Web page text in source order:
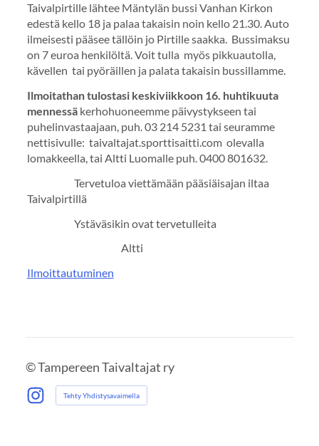
Taivalpirtille lähtee Mäntylän bussi Vanhan Kirkon
edestä kello 18 ja palaa takaisin noin kello 21.30. Auto
ilmeisesti pääsee tällöin jo Pirtille saakka. Bussimaksu
on 7 euroa henkilöltä. Voit tulla myös pikkuautolla,
kävellen tai pyöräillen ja palata takaisin bussillamme.
Ilmoitathan tulostasi keskiviikkoon 16. huhtikuuta
mennessä kerhohuoneemme päivystykseen tai
puhelinvastaajaan, puh. 03 214 5231 tai seuramme
nettisivulle: taivaltajat.sporttisaitti.com olevalla
lomakkeella, tai Altti Luomalle puh. 0400 801632.
Tervetuloa viettämään pääsiäisajan iltaa
Taivalpirtillä
Ystäväsikin ovat tervetulleita
Altti
Ilmoittautuminen
©Tampereen Taivaltajat ry
Instagram
Tehty Yhdistysavaimella